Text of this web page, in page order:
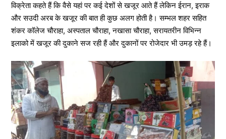
विक्रेता कहते हैं कि वैसे यहां पर कई देशों से खजूर आते हैं लेकिन ईरान, इराक
और सउदी अरब के खजूर की बात ही कुछ अलग होती है। सम्भल शहर सहित
शंकर कॉलेज चौराहा, अस्पताल चौराहा, नखासा चौराहा, सरायतरीन विभिन्न
इलाको में खजूर की दुकाने सज रही हैं और दुकानों पर रोजेदार भी उमड़ रहे हैं।